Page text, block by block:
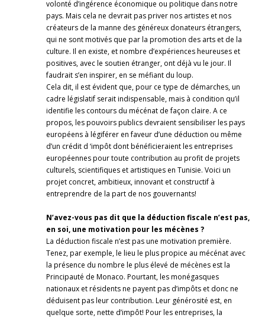
volonté d’ingérence économique ou politique dans notre
pays. Mais cela ne devrait pas priver nos artistes et nos
créateurs de la manne des généreux donateurs étrangers,
qui ne sont motivés que par la promotion des arts et de la
culture. Il en existe, et nombre d’expériences heureuses et
positives, avec le soutien étranger, ont déjà vu le jour. Il
faudrait s’en inspirer, en se méfiant du loup.
Cela dit, il est évident que, pour ce type de démarches, un
cadre législatif serait indispensable, mais à condition qu’il
identifie les contours du mécénat de façon claire. A ce
propos, les pouvoirs publics devraient sensibiliser les pays
européens à légiférer en faveur d’une déduction ou même
d’un crédit d ‘impôt dont bénéficieraient les entreprises
européennes pour toute contribution au profit de projets
culturels, scientifiques et artistiques en Tunisie. Voici un
projet concret, ambitieux, innovant et constructif à
entreprendre de la part de nos gouvernants!
N’avez-vous pas dit que la déduction fiscale n’est pas,
en soi, une motivation pour les mécènes ?
La déduction fiscale n’est pas une motivation première.
Tenez, par exemple, le lieu le plus propice au mécénat avec
la présence du nombre le plus élevé de mécènes est la
Principauté de Monaco. Pourtant, les monégasques
nationaux et résidents ne payent pas d’impôts et donc ne
déduisent pas leur contribution. Leur générosité est, en
quelque sorte, nette d’impôt! Pour les entreprises, la